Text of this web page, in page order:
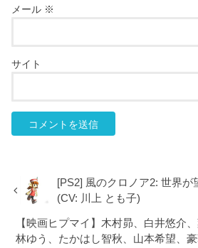
メール ※
サイト
[PS2] 風のクロノア2: 世界が
(CV: 川上 とも子)
【映画ヒプマイ】木村昴、白井悠介
林ゆう、たかはし智秋、山本希望、